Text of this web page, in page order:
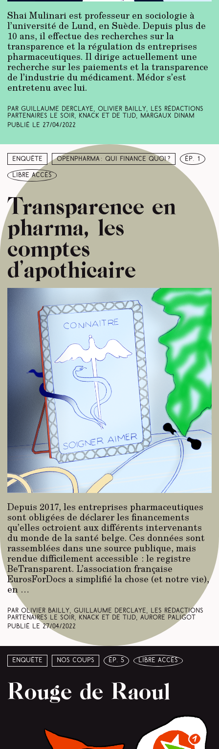
Shai Mulinari est professeur en sociologie à
l’université de Lund, en Suède. Depuis plus de
10 ans, il effectue des recherches sur la
transparence et la régulation ds entreprises
pharmaceutiques. Il dirige actuellement une
recherche sur les paiements et la transparence
de l’industrie du médicament. Médor s’est
entretenu avec lui.
Par Guillaume Derclaye, Olivier Bailly, Les rédactions
partenaires Le Soir, Knack et De Tijd, Margaux Dinam
Publié le 27/04/2022
Enquête Openpharma : qui finance quoi ? ép. 1
libre accès
Transparence en
pharma, les
comptes
d’apothicaire
Depuis 2017, les entreprises pharmaceutiques
sont obligées de déclarer les financements
qu’elles octroient aux différents intervenants
du monde de la santé belge. Ces données sont
rassemblées dans une source publique, mais
rendue difficilement accessible : le registre
BeTransparent. L’association française
EurosForDocs a simplifié la chose (et notre vie),
en …
Par Olivier Bailly, Guillaume Derclaye, Les rédactions
partenaires Le Soir, Knack et De Tijd, Aurore Paligot
Publié le 27/04/2022
Enquête Nos coups ép. 5 libre accès
Rouge de Raoul